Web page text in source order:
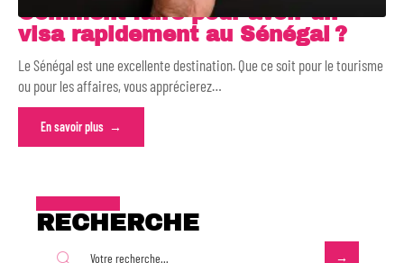
Comment faire pour avoir un
visa rapidement au Sénégal ?
Le Sénégal est une excellente destination. Que ce soit pour le tourisme
ou pour les affaires, vous apprécierez…
En savoir plus
RECHERCHE